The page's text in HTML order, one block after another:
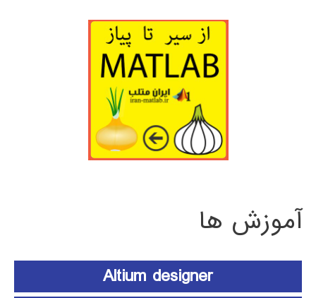
آموزش ها
Altium designer